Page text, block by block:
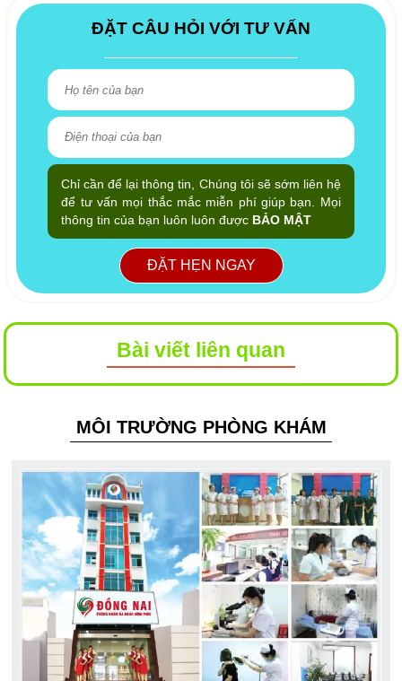
ĐẶT CÂU HỎI VỚI TƯ VẤN
Chỉ cần để lại thông tin, Chúng tôi sẽ sớm liên hệ
để tư vấn mọi thắc mắc miễn phí giúp bạn. Mọi
thông tin của bạn luôn luôn được BẢO MẬT
ĐẶT HẸN NGAY
Bài viết liên quan
MÔI TRƯỜNG PHÒNG KHÁM